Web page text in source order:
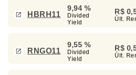
HBRH11
9,94 %
Divided
Yield
R$
Últ.
RNGO11
9,55 %
Divided
Yield
R$
Últ.